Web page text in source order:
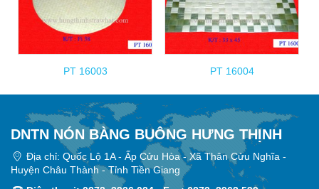
PT 16003 PT 16004
DNTN NÓN BÀNG BUÔNG HƯNG THỊNH
Địa chỉ: Quốc Lộ 1A - Ấp Cửu Hòa - Xã Thân Cửu Nghĩa -
Huyện Châu Thành - Tỉnh Tiền Giang